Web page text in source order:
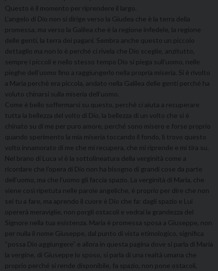
Questo è il momento per riprendere il largo.
L’angelo di Dio non si dirige verso la Giudea che è la terra della
promessa, ma verso la Galilea che è la regione infedele, la regione
delle genti, la terra dei pagani. Sembra anche questo un piccolo
dettaglio ma non lo è perché ci rivela che Dio sceglie, anzitutto,
sempre i piccoli e nello stesso tempo Dio si piega sull’uomo, nelle
pieghe dell’uomo fino a raggiungerlo nella propria miseria. Si è rivolto
a Maria perchè era piccola, andato nella Galilea delle genti perché ha
voluto chinarsi sulla miseria dell’uomo.
Come è bello soffermarsi su questo, perché ci aiuta a recuperare
tutta la bellezza del volto di Dio, la bellezza di un volto che si è
chinato su di me per puro amore, perché sono misero e forse proprio
quando sperimento la mia miseria toccando il fondo, lì trovo questo
volto innamorato di me che mi recupera, che mi riprende e mi tira su.
Nel brano di Luca vi è la sottolineatura della verginità come a
ricordare che l’opera di Dio non ha bisogno di grandi cose da parte
dell’uomo, ma che l’uomo gli faccia spazio. La verginità di Maria, che
viene così ripetuta nelle parole angeliche, è proprio per dire che non
sei tu a fare, ma aprendo il cuore è Dio che fa: dagli spazio e Lui
opererà meraviglie, non porgli ostacoli e vedrai la grandezza del
Signore nella tua esistenza. Maria è promessa sposa a Giuseppe, non
per nulla il nome Giuseppe, dal punto di vista etimologico, significa
“possa Dio aggiungere” e allora in questa pagina dove si parla di Maria
la vergine, di Giuseppe lo sposo, si parla di una realtà umana che
proprio perché si rende disponibile, fa spazio, non pone ostacoli,